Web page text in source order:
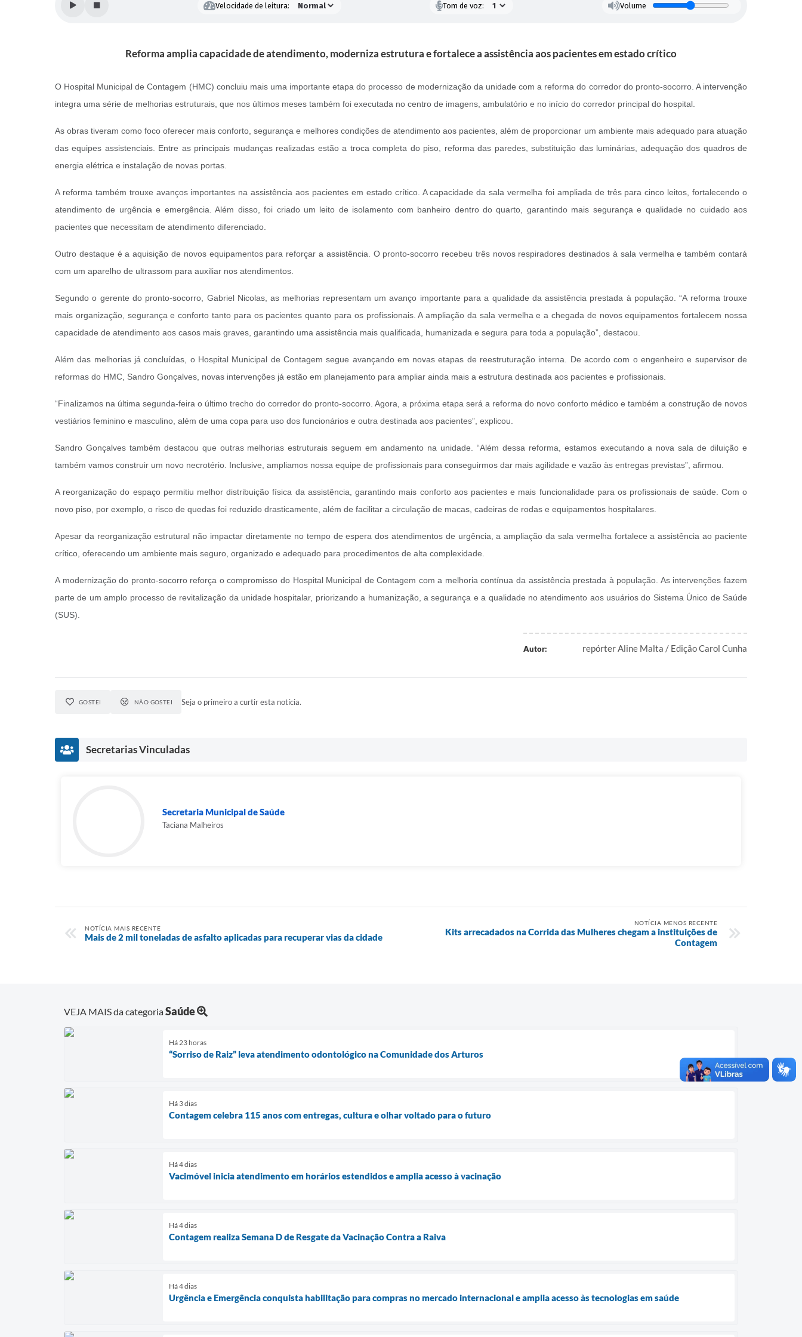
Velocidade de leitura: Tom de voz: Volume
Reforma amplia capacidade de atendimento, moderniza estrutura e fortalece a assistência aos pacientes em estado crítico
O Hospital Municipal de Contagem (HMC) concluiu mais uma importante etapa do processo de modernização da unidade com a reforma do corredor do pronto-socorro. A intervenção
integra uma série de melhorias estruturais, que nos últimos meses também foi executada no centro de imagens, ambulatório e no início do corredor principal do hospital.
As obras tiveram como foco oferecer mais conforto, segurança e melhores condições de atendimento aos pacientes, além de proporcionar um ambiente mais adequado para atuação
das equipes assistenciais. Entre as principais mudanças realizadas estão a troca completa do piso, reforma das paredes, substituição das luminárias, adequação dos quadros de
energia elétrica e instalação de novas portas.
A reforma também trouxe avanços importantes na assistência aos pacientes em estado crítico. A capacidade da sala vermelha foi ampliada de três para cinco leitos, fortalecendo o
atendimento de urgência e emergência. Além disso, foi criado um leito de isolamento com banheiro dentro do quarto, garantindo mais segurança e qualidade no cuidado aos
pacientes que necessitam de atendimento diferenciado.
Outro destaque é a aquisição de novos equipamentos para reforçar a assistência. O pronto-socorro recebeu três novos respiradores destinados à sala vermelha e também contará
com um aparelho de ultrassom para auxiliar nos atendimentos.
Segundo o gerente do pronto-socorro, Gabriel Nicolas, as melhorias representam um avanço importante para a qualidade da assistência prestada à população. “A reforma trouxe
mais organização, segurança e conforto tanto para os pacientes quanto para os profissionais. A ampliação da sala vermelha e a chegada de novos equipamentos fortalecem nossa
capacidade de atendimento aos casos mais graves, garantindo uma assistência mais qualificada, humanizada e segura para toda a população”, destacou.
Além das melhorias já concluídas, o Hospital Municipal de Contagem segue avançando em novas etapas de reestruturação interna. De acordo com o engenheiro e supervisor de
reformas do HMC, Sandro Gonçalves, novas intervenções já estão em planejamento para ampliar ainda mais a estrutura destinada aos pacientes e profissionais.
“Finalizamos na última segunda-feira o último trecho do corredor do pronto-socorro. Agora, a próxima etapa será a reforma do novo conforto médico e também a construção de novos
vestiários feminino e masculino, além de uma copa para uso dos funcionários e outra destinada aos pacientes”, explicou.
Sandro Gonçalves também destacou que outras melhorias estruturais seguem em andamento na unidade. “Além dessa reforma, estamos executando a nova sala de diluição e
também vamos construir um novo necrotério. Inclusive, ampliamos nossa equipe de profissionais para conseguirmos dar mais agilidade e vazão às entregas previstas”, afirmou.
A reorganização do espaço permitiu melhor distribuição física da assistência, garantindo mais conforto aos pacientes e mais funcionalidade para os profissionais de saúde. Com o
novo piso, por exemplo, o risco de quedas foi reduzido drasticamente, além de facilitar a circulação de macas, cadeiras de rodas e equipamentos hospitalares.
Apesar da reorganização estrutural não impactar diretamente no tempo de espera dos atendimentos de urgência, a ampliação da sala vermelha fortalece a assistência ao paciente
crítico, oferecendo um ambiente mais seguro, organizado e adequado para procedimentos de alta complexidade.
A modernização do pronto-socorro reforça o compromisso do Hospital Municipal de Contagem com a melhoria contínua da assistência prestada à população. As intervenções fazem
parte de um amplo processo de revitalização da unidade hospitalar, priorizando a humanização, a segurança e a qualidade no atendimento aos usuários do Sistema Único de Saúde
(SUS).
Autor: repórter Aline Malta / Edição Carol Cunha
GOSTEI NÃO GOSTEI Seja o primeiro a curtir esta notícia.
Secretarias Vinculadas
Secretaria Municipal de Saúde
Taciana Malheiros
NOTÍCIA MAIS RECENTE
Mais de 2 mil toneladas de asfalto aplicadas para recuperar vias da cidade
NOTÍCIA MENOS RECENTE
Kits arrecadados na Corrida das Mulheres chegam a instituições de
Contagem
VEJA MAIS da categoriaSaúde
Há 23 horas
“Sorriso de Raiz” leva atendimento odontológico na Comunidade dos Arturos
Há 3 dias
Contagem celebra 115 anos com entregas, cultura e olhar voltado para o futuro
Há 4 dias
Vacimóvel inicia atendimento em horários estendidos e amplia acesso à vacinação
Há 4 dias
Contagem realiza Semana D de Resgate da Vacinação Contra a Raiva
Há 4 dias
Urgência e Emergência conquista habilitação para compras no mercado internacional e amplia acesso às tecnologias em saúde